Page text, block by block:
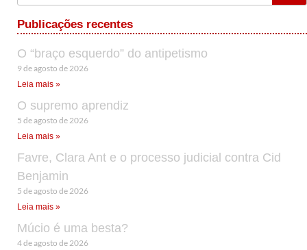
Publicações recentes
O “braço esquerdo” do antipetismo
9 de agosto de 2026
Leia mais »
O supremo aprendiz
5 de agosto de 2026
Leia mais »
Favre, Clara Ant e o processo judicial contra Cid
Benjamin
5 de agosto de 2026
Leia mais »
Múcio é uma besta?
4 de agosto de 2026